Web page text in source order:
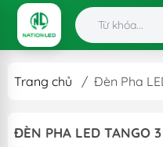
Trang chủ / Đèn Pha
ĐÈN PHA LED TANGO